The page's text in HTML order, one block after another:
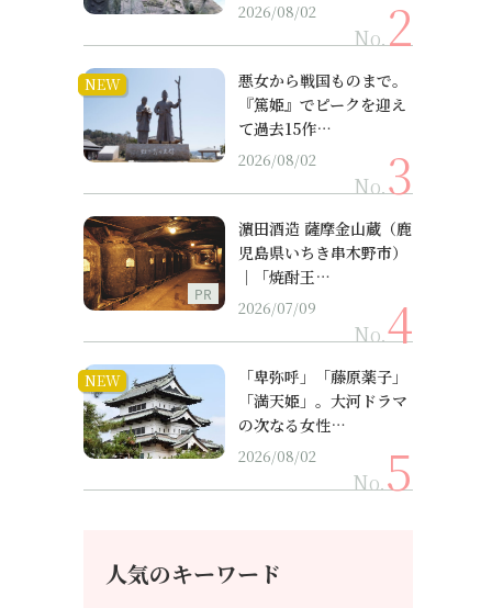
2026/08/02
No.
NEW
悪女から戦国ものまで。
『篤姫』でピークを迎え
て過去15作…
2026/08/02
No.
PR
濵田酒造 薩摩金山蔵（鹿
児島県いちき串木野市）
｜「焼酎王…
2026/07/09
No.
NEW
「卑弥呼」「藤原薬子」
「満天姫」。大河ドラマ
の次なる女性…
2026/08/02
No.
人気のキーワード